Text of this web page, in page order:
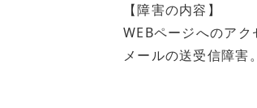
【障害の内容】
WEBページへのアク
メールの送受信障害。